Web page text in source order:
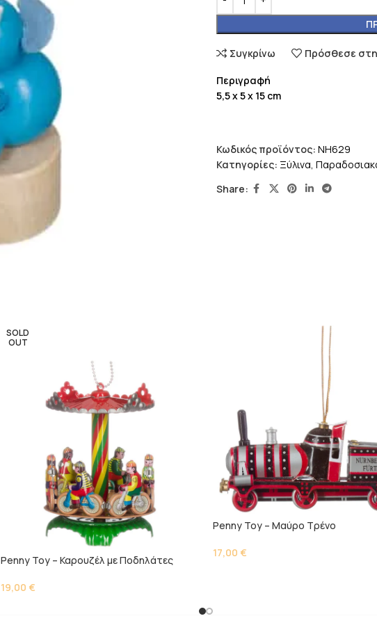
Συγκρίνω Πρόσθεσε
Περιγραφή
5,5 x 5 x 15 cm
Κωδικός προϊόντος: NH629
Κατηγορίες: Ξύλινα,
Share:
SOLD
OUT
Penny Toy – Καρουζέλ με Ποδηλάτες
19,00 €
Penny Toy – Μαύρο Τρένο
17,00 €